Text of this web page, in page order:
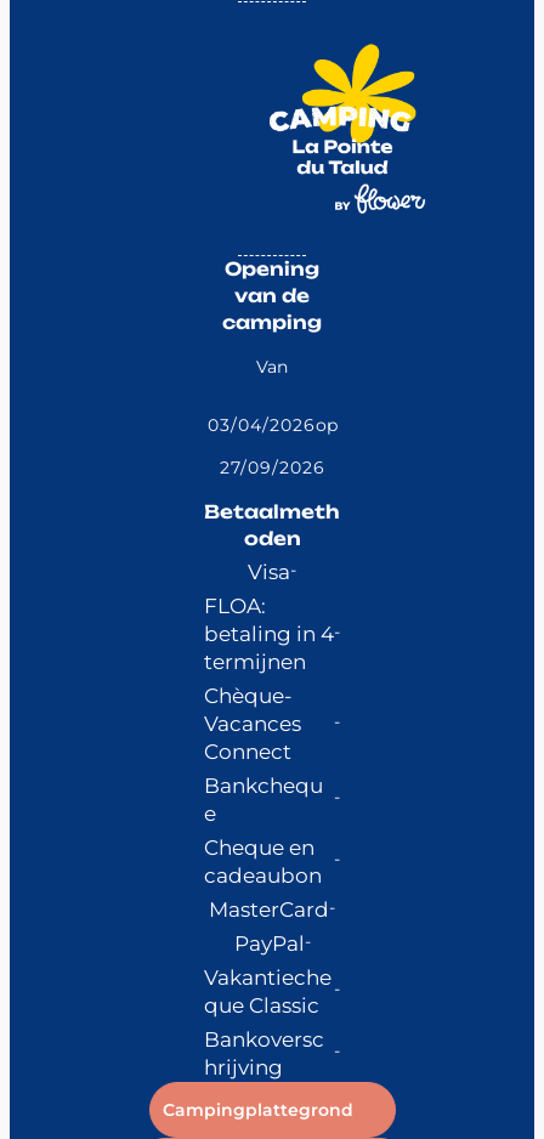
Opening
van de
camping
Van
03/04/2026op
27/09/2026
Betaalmeth
oden
Visa
FLOA:
betaling in 4
termijnen
Chèque-
Vacances
Connect
Bankchequ
e
Cheque en
cadeaubon
MasterCard
PayPal
Vakantieche
que Classic
Bankoversc
hrijving
Campingplattegrond